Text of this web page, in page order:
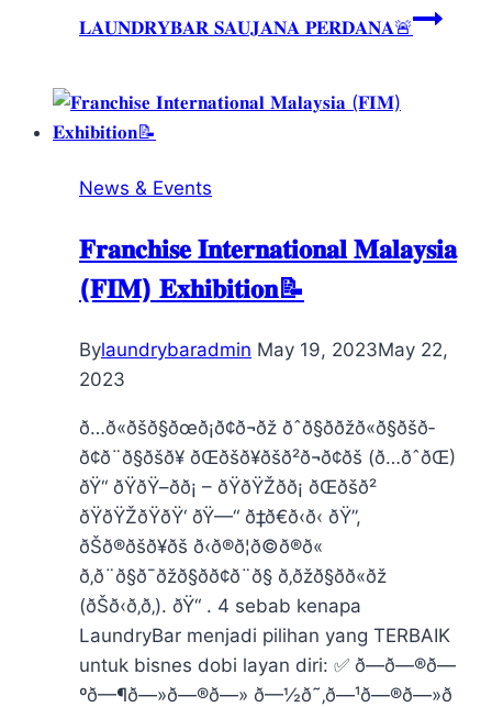
𝐋𝐀𝐔𝐍𝐃𝐑𝐘𝐁𝐀𝐑 𝐒𝐀𝐔𝐉𝐀𝐍𝐀 𝐏𝐄𝐑𝐃𝐀𝐍𝐀🚨
News & Events
𝐅𝐫𝐚𝐧𝐜𝐡𝐢𝐬𝐞 𝐈𝐧𝐭𝐞𝐫𝐧𝐚𝐭𝐢𝐨𝐧𝐚𝐥 𝐌𝐚𝐥𝐚𝐲𝐬𝐢𝐚
(𝐅𝐈𝐌) 𝐄𝐱𝐡𝐢𝐛𝐢𝐭𝐢𝐨𝐧📝
Bylaundrybaradmin May 19, 2023May 22,
2023
ð…ð«ðšð§ðœð¡ð¢ð¬ðž ðˆð§ð­ðžð«ð§ðšð­
ð¢ð¨ð§ðšð¥ ðŒðšð¥ðšð²ð¬ð¢ðš (ð…ðˆðŒ)
ðŸ“ ðŸðŸ–ð­ð¡ – ðŸðŸŽð­ð¡ ðŒðšð²
ðŸðŸŽðŸðŸ‘ ðŸ—“️ ð‡ð€ð‹ð‹ ðŸ”,
ðŠð®ðšð¥ðš ð‹ð®ð¦ð©ð®ð«
ð‚ð¨ð§ð¯ðžð§ð­ð¢ð¨ð§ ð‚ðžð§ð­ð«ðž
(ðŠð‹ð‚ð‚). ðŸ“ . 4 sebab kenapa
LaundryBar menjadi pilihan yang TERBAIK
untuk bisnes dobi layan diri:​ ✅ ð—ð—®ð—
ºð—¶ð—»ð—®ð—» ð—½ð˜‚ð—¹ð—®ð—»ð